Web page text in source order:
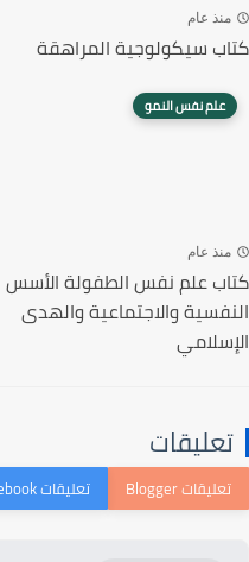
منذ عام
كتاب سيكولوجية المراهقة
علم نفس النمو
منذ عام
كتاب علم نفس الطفولة الأسس
النفسية والاجتماعية والهدى
الإسلامي
تعليقات